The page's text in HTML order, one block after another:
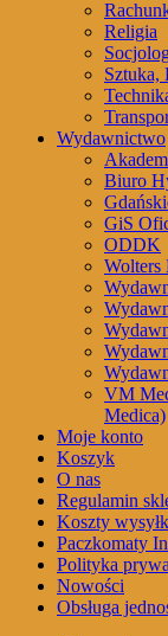
Religia
Sztuka,
Wydawnictwo
Biuro
GiS
ODDK
VM
Medica)
Moje konto
Koszyk
O nas
Regulamin
Koszty
Paczkomaty
Polityka
Nowości
Obsługa